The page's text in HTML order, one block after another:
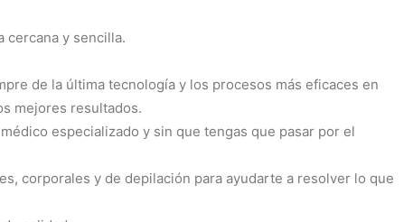
cercana y sencilla.
de la última tecnología y los procesos más eficaces en
mejores resultados.
especializado y sin que tengas que pasar por el
corporales y de depilación para ayudarte a resolver lo que